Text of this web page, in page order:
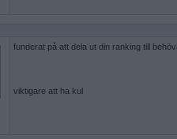
funderat på att dela ut din ranking till
viktigare att ha kul